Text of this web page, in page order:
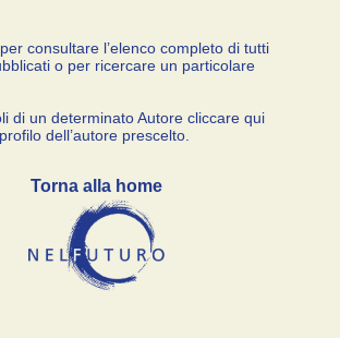
consultare l’elenco completo di tutti
o per ricercare un particolare
di un determinato Autore cliccare qui
dell’autore prescelto.
Torna alla home